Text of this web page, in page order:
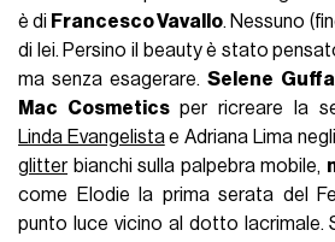
è di Francesco Vavallo. Nessuno
di lei. Persino il beauty è stato
ma senza esagerare.Selene
Mac Cosmeticsper ricreare la
Linda Evangelistae Adriana Lima
glitterbianchi sulla palpebra mobile,
come Elodie la prima serata del
punto luce vicino al dotto lacrimale.